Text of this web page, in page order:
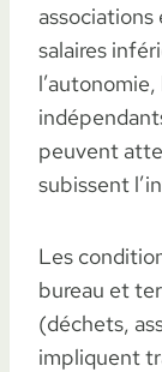
salaires
peuvent
subissent
Les
bureau et
(déchets,
impliquent